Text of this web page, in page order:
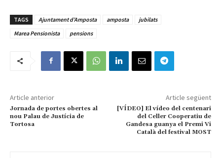
TAGS Ajuntament d’Amposta amposta
jubilats
Marea Pensionista
pensions
Article anterior
Jornada de portes obertes al
nou Palau de Justícia de
Tortosa
Article següent
[VÍDEO] El vídeo del centenari
del Celler Cooperatiu de
Gandesa guanya el Premi Vi
Català del festival MOST